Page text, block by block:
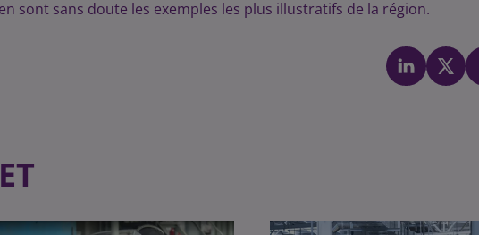
sont sans doute les exemples les plus illustratifs de la région.